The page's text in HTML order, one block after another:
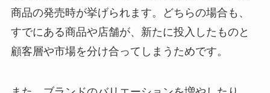
商品の発売時が挙げられます。どちらの場合も、
すでにある商品や店舗が、新たに投入したものと
顧客層や市場を分け合ってしまうためです。